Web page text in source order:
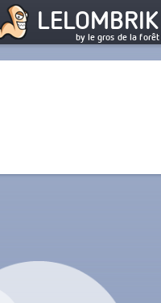
LELOMBRIK
by le gros de la forêt